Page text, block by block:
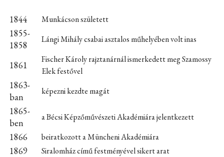
1844 Munkácson született
1855-
1858
Lángi Mihály csabai asztalos műhelyében volt inas
1861
Fischer Károly rajztanárnál ismerkedett meg Szamossy
Elek festővel
1863-
ban
képezni kezdte magát
1865-
ben
a Bécsi Képzőművészeti Akadémiára jelentkezett
1866 beiratkozott a Müncheni Akadémiára
1869 Siralomház című festményével sikert arat